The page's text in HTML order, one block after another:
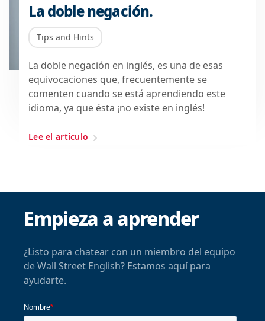
La doble negación.
Tips and Hints
La doble negación en inglés, es una de esas
equivocaciones que, frecuentemente se
comenten cuando se está aprendiendo este
idioma, ya que ésta ¡no existe en inglés!
Lee el artículo
Empieza a aprender
¿Listo para chatear con un miembro del equipo
de Wall Street English? Estamos aquí para
ayudarte.